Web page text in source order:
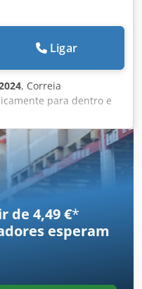
Ligar
, Correia
para dentro e
e traseiro
25.000 mm
4.4 Motor de
Placas de chão
8,8200 / 11,000
1.200 mm
8 m³
de 4,49 €*
esperam